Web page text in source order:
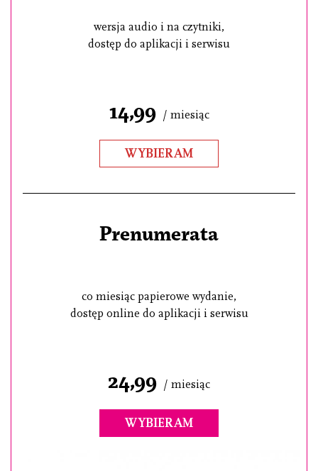
wersja audio i na czytniki,
dostęp do aplikacji i serwisu
14,99 / miesiąc
WYBIERAM
Prenumerata
co miesiąc papierowe wydanie,
dostęp online do aplikacji i serwisu
24,99 / miesiąc
WYBIERAM